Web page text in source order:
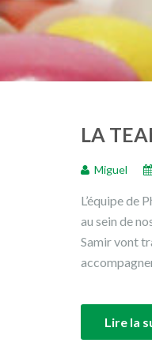
LA
Miguel
L’équipe de
au sein de
Samir vont
Lire la